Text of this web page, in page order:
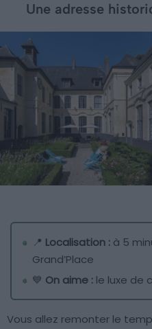
Une adresse
📍 Localisation : à 5
Grand’Place
💙 On aime : le luxe de
Vous allez remonter le